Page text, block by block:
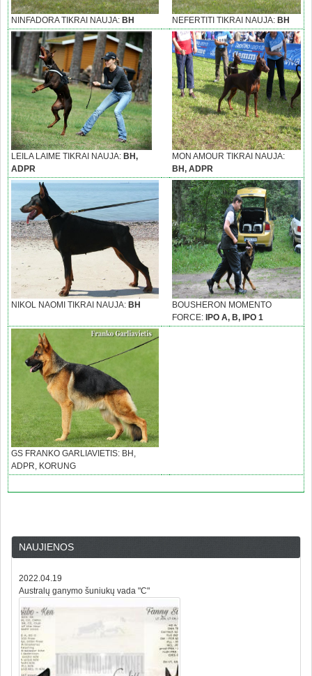
NINFADORA TIKRAI NAUJA: BH NEFERTITI TIKRAI NAUJA: BH
LEILA LAIME TIKRAI NAUJA:BH,
ADPR
MON AMOUR TIKRAI NAUJA:
BH, ADPR
NIKOL NAOMI TIKRAI NAUJA:BH
BOUSHERON MOMENTO
FORCE:IPO A, B, IPO 1
GS FRANKO GARLIAVIETIS: BH,
ADPR, KORUNG
NAUJIENOS
2022.04.19
Australų ganymo šuniukų vada "C"